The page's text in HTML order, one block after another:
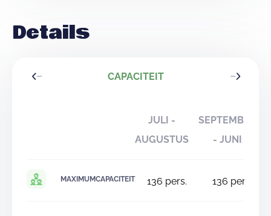
Details
CAPACITEIT
JULI -
AUGUSTUS
SEPTEMBER
- JUNI
MAXIMUMCAPACITEIT 136 pers. 136 pers.